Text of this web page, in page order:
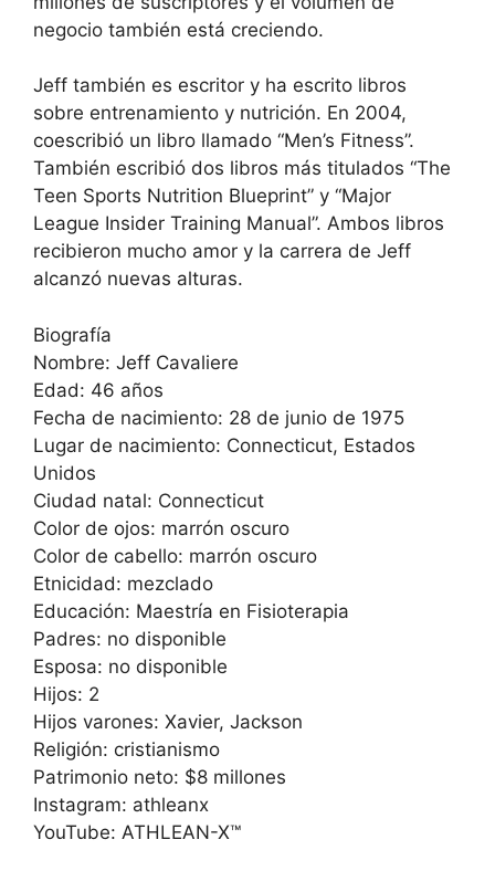
negocio también está creciendo.
Jeff también es escritor y ha escrito libros
sobre entrenamiento y nutrición. En 2004,
coescribió un libro llamado “Men’s Fitness”.
También escribió dos libros más titulados “The
Teen Sports Nutrition Blueprint” y “Major
League Insider Training Manual”. Ambos libros
recibieron mucho amor y la carrera de Jeff
alcanzó nuevas alturas.
Biografía
Nombre: Jeff Cavaliere
Edad: 46 años
Fecha de nacimiento: 28 de junio de 1975
Lugar de nacimiento: Connecticut, Estados
Unidos
Ciudad natal: Connecticut
Color de ojos: marrón oscuro
Color de cabello: marrón oscuro
Etnicidad: mezclado
Educación: Maestría en Fisioterapia
Padres: no disponible
Esposa: no disponible
Hijos: 2
Hijos varones: Xavier, Jackson
Religión: cristianismo
Patrimonio neto: $8 millones
Instagram: athleanx
YouTube: ATHLEAN-X™